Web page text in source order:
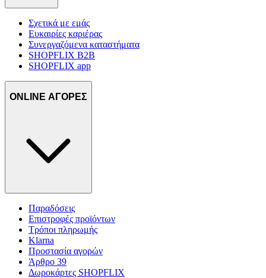
Σχετικά με εμάς
Ευκαιρίες καριέρας
Συνεργαζόμενα καταστήματα
SHOPFLIX B2B
SHOPFLIX app
ONLINE ΑΓΟΡΕΣ
Παραδόσεις
Επιστροφές προϊόντων
Τρόποι πληρωμής
Klarna
Προστασία αγορών
Άρθρο 39
Δωροκάρτες SHOPFLIX